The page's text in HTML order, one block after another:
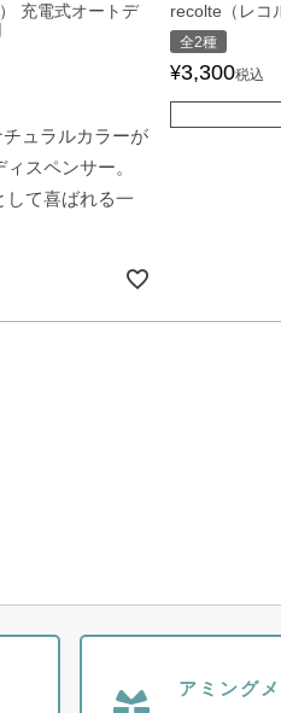
充電式オートデ
ュラルカラーが
スペンサー。
して喜ばれる一
recolte（レコ
全2種
¥3,300税込
アミング